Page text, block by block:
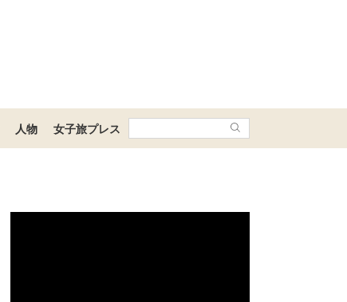
人物 女子旅プレス